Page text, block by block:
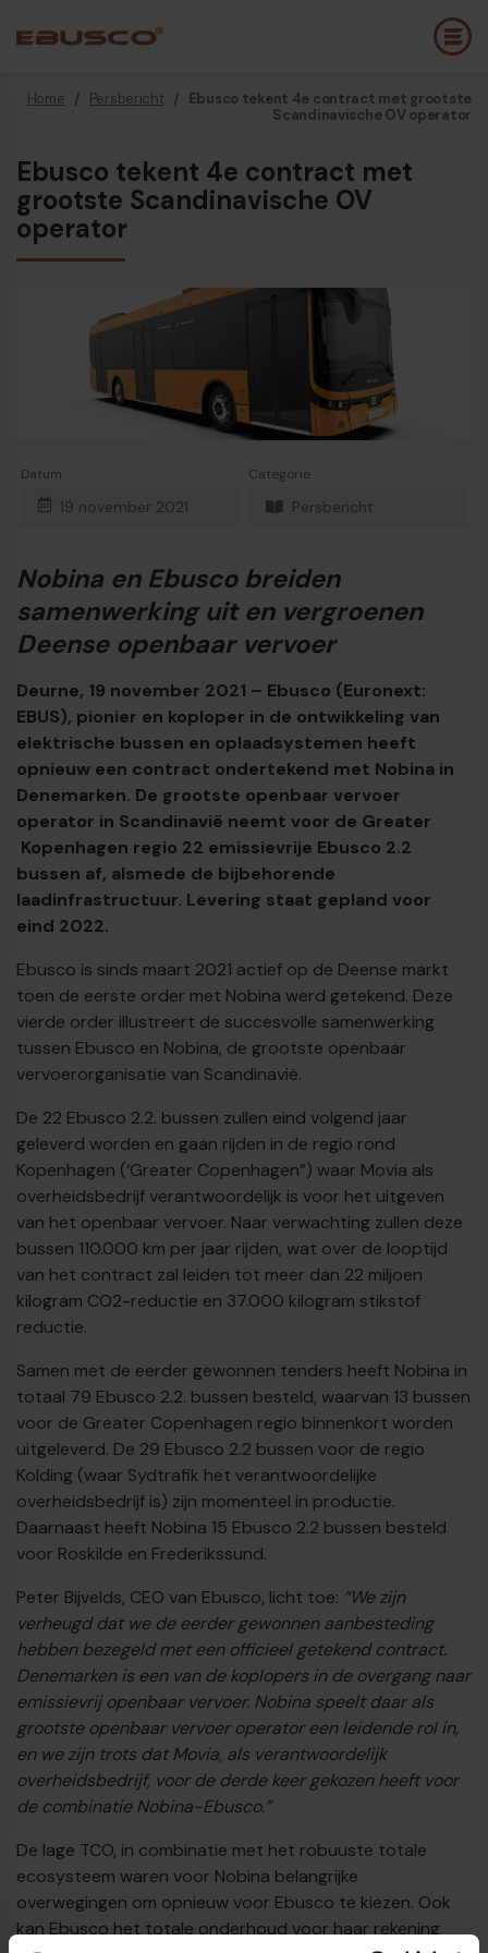
Back (Over ons)
Bedrijfsprofiel
Visie en waarden
Duurzaamheid
Home / Persbericht/ Ebusco tekent 4e contract met grootste
Scandinavische OV operator
Ebusco tekent 4e contract met
grootste Scandinavische OV
operator
Datum
19 november 2021
Categorie
Persbericht
Nobina en Ebusco breiden
samenwerking uit en vergroenen
Deense openbaar vervoer
Deurne, 19 november 2021 – Ebusco (Euronext:
EBUS), pionier en koploper in de ontwikkeling van
elektrische bussen en oplaadsystemen heeft
opnieuw een contract ondertekend met Nobina in
Denemarken. De grootste openbaar vervoer
operator in Scandinavië neemt voor de Greater
Kopenhagen regio 22 emissievrije Ebusco 2.2
bussen af, alsmede de bijbehorende
laadinfrastructuur. Levering staat gepland voor
eind 2022.
Ebusco is sinds maart 2021 actief op de Deense markt
toen de eerste order met Nobina werd getekend. Deze
vierde order illustreert de succesvolle samenwerking
tussen Ebusco en Nobina, de grootste openbaar
vervoerorganisatie van Scandinavië.
De 22 Ebusco 2.2. bussen zullen eind volgend jaar
geleverd worden en gaan rijden in de regio rond
Kopenhagen (‘Greater Copenhagen”) waar Movia als
overheidsbedrijf verantwoordelijk is voor het uitgeven
van het openbaar vervoer. Naar verwachting zullen deze
bussen 110.000 km per jaar rijden, wat over de looptijd
van het contract zal leiden tot meer dan 22 miljoen
kilogram CO2-reductie en 37.000 kilogram stikstof
reductie.
Samen met de eerder gewonnen tenders heeft Nobina in
totaal 79 Ebusco 2.2. bussen besteld, waarvan 13 bussen
voor de Greater Copenhagen regio binnenkort worden
uitgeleverd. De 29 Ebusco 2.2 bussen voor de regio
Kolding (waar Sydtrafik het verantwoordelijke
overheidsbedrijf is) zijn momenteel in productie.
Daarnaast heeft Nobina 15 Ebusco 2.2 bussen besteld
voor Roskilde en Frederikssund.
Peter Bijvelds, CEO van Ebusco, licht toe: “We zijn
verheugd dat we de eerder gewonnen aanbesteding
hebben bezegeld met een officieel getekend contract.
Denemarken is een van de koplopers in de overgang naar
emissievrij openbaar vervoer. Nobina speelt daar als
grootste openbaar vervoer operator een leidende rol in,
en we zijn trots dat Movia, als verantwoordelijk
overheidsbedrijf, voor de derde keer gekozen heeft voor
de combinatie Nobina-Ebusco.”
De lage TCO, in combinatie met het robuuste totale
ecosysteem waren voor Nobina belangrijke
overwegingen om opnieuw voor Ebusco te kiezen. Ook
kan Ebusco het totale onderhoud voor haar rekening
Diesel bus euro VI